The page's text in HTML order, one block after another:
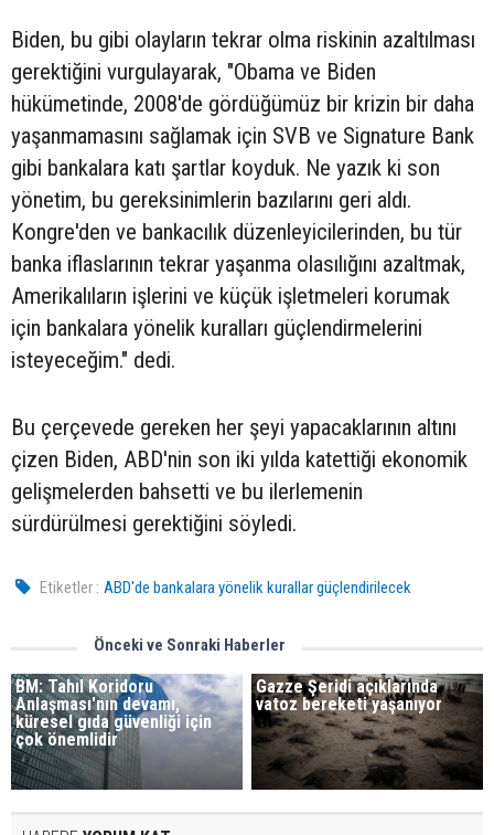
Biden, bu gibi olayların tekrar olma riskinin azaltılması
gerektiğini vurgulayarak, "Obama ve Biden
hükümetinde, 2008'de gördüğümüz bir krizin bir daha
yaşanmamasını sağlamak için SVB ve Signature Bank
gibi bankalara katı şartlar koyduk. Ne yazık ki son
yönetim, bu gereksinimlerin bazılarını geri aldı.
Kongre'den ve bankacılık düzenleyicilerinden, bu tür
banka iflaslarının tekrar yaşanma olasılığını azaltmak,
Amerikalıların işlerini ve küçük işletmeleri korumak
için bankalara yönelik kuralları güçlendirmelerini
isteyeceğim." dedi.
Bu çerçevede gereken her şeyi yapacaklarının altını
çizen Biden, ABD'nin son iki yılda katettiği ekonomik
gelişmelerden bahsetti ve bu ilerlemenin
sürdürülmesi gerektiğini söyledi.
Etiketler : ABD'de bankalara yönelik kurallar güçlendirilecek
Önceki ve Sonraki Haberler
BM: Tahıl Koridoru
Anlaşması'nın devamı,
küresel gıda güvenliği için
çok önemlidir
Gazze Şeridi açıklarında
vatoz bereketi yaşanıyor